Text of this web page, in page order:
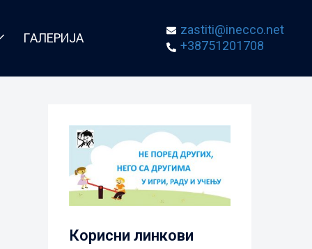
ГАЛЕРИЈА
zastiti@inecco.net
+38751201708
Корисни линкови